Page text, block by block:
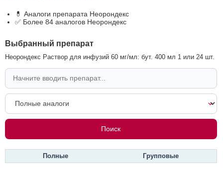
💊 Аналоги препарата Неорондекс
✅ Более 84 аналогов Неорондекс
Выбранный препарат
Неорондекс Раствор для инфузий 60 мг/мл: бут. 400 мл 1 или 24 шт.
Полные Групповые